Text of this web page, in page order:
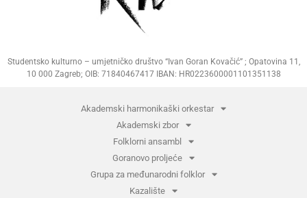
Studentsko kulturno – umjetničko društvo “Ivan Goran Kovačić” ; Opatovina 11,
10 000 Zagreb; OIB: 71840467417 IBAN: HR0223600001101351138
Akademski harmonikaški orkestar
Akademski zbor
Folklorni ansambl
Goranovo proljeće
Grupa za međunarodni folklor
Kazalište